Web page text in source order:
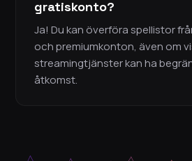
gratiskonto?
Ja! Du kan överföra spellistor
och premiumkonton, även om
streamingtjänster kan ha
åtkomst.